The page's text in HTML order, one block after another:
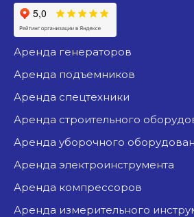
аренда генераторов
аренда подъемников
аренда спецтехники
аренда строительного
аренда уборочного
аренда электроинструмента
аренда компрессоров
аренда измерительного